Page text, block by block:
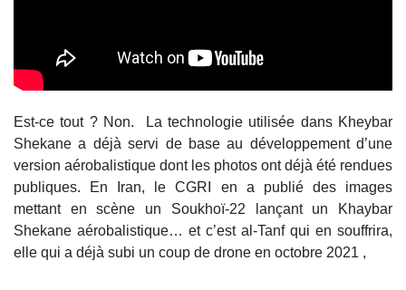
Est-ce tout ? Non. La technologie utilisée dans Kheybar
Shekane a déjà servi de base au développement d’une
version aérobalistique dont les photos ont déjà été rendues
publiques. En Iran, le CGRI en a publié des images
mettant en scène un Soukhoï-22 lançant un Khaybar
Shekane aérobalistique… et c’est al-Tanf qui en souffrira,
elle qui a déjà subi un coup de drone en octobre 2021 ,